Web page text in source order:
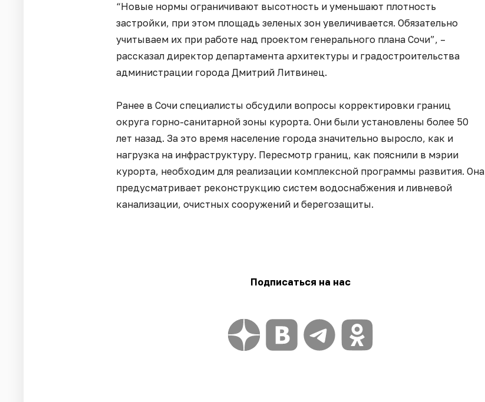
“Новые нормы ограничивают высотность и уменьшают плотность
застройки, при этом площадь зеленых зон увеличивается. Обязательно
учитываем их при работе над проектом генерального плана Сочи”, –
рассказал директор департамента архитектуры и градостроительства
администрации города Дмитрий Литвинец.
Ранее в Сочи специалисты обсудили вопросы корректировки границ
округа горно-санитарной зоны курорта. Они были установлены более 50
лет назад. За это время население города значительно выросло, как и
нагрузка на инфраструктуру. Пересмотр границ, как пояснили в мэрии
курорта, необходим для реализации комплексной программы развития. Она
предусматривает реконструкцию систем водоснабжения и ливневой
канализации, очистных сооружений и берегозащиты.
Подписаться на нас